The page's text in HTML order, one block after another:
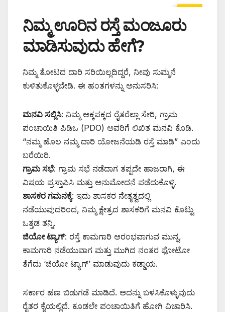
ನಿಮ್ಮ ಊರಿನ ರಸ್ತೆ ಮಂಜೂರು
ಮಾಡಿಸುವುದು ಹೇಗೆ?
ನಿಮ್ಮ ತೋಟದ ದಾರಿ ಸರಿಯಿಲ್ಲದಿದ್ದರೆ, ನೀವು ಸುಮ್ಮನೆ
ಕುಳಿತುಕೊಳ್ಳಬೇಡಿ. ಈ ಹಂತಗಳನ್ನು ಅನುಸರಿಸಿ:
ಮನವಿ ಸಲ್ಲಿಸಿ: ನಿಮ್ಮ ಅಕ್ಕಪಕ್ಕದ ರೈತರೆಲ್ಲಾ ಸೇರಿ, ಗ್ರಾಮ
ಪಂಚಾಯಿತಿ ಪಿಡಿಒ (PDO) ಅವರಿಗೆ ಲಿಖಿತ ಮನವಿ ಕೊಡಿ.
“ನಮ್ಮ ಹೊಲ ನಮ್ಮ ದಾರಿ ಯೋಜನೆಯಡಿ ರಸ್ತೆ ಮಾಡಿ” ಎಂದು
ಬರೆಯಿರಿ.
ಗ್ರಾಮ ಸಭೆ: ಗ್ರಾಮ ಸಭೆ ನಡೆದಾಗ ತಪ್ಪದೇ ಹಾಜರಾಗಿ, ಈ
ವಿಷಯ ಪ್ರಸ್ತಾಪಿಸಿ ಮತ್ತು ಅನುಮೋದನೆ ಪಡೆದುಕೊಳ್ಳಿ.
ಶಾಸಕರ ಗಮನಕ್ಕೆ: ಇದು ಶಾಸಕರ ನೇತೃತ್ವದಲ್ಲಿ
ನಡೆಯುವುದರಿಂದ, ನಿಮ್ಮ ಕ್ಷೇತ್ರದ ಶಾಸಕರಿಗೆ ಮನವಿ ಕೊಟ್ಟು
ಒತ್ತಡ ತನ್ನಿ.
ಜಿಯೋ ಟ್ಯಾಗ್: ರಸ್ತೆ ಕಾಮಗಾರಿ ಆರಂಭವಾಗುವ ಮುನ್ನ,
ಕಾಮಗಾರಿ ನಡೆಯುವಾಗ ಮತ್ತು ಮುಗಿದ ನಂತರ ಫೋಟೋ
ತೆಗೆದು ‘ಜಿಯೋ ಟ್ಯಾಗ್’ ಮಾಡುವುದು ಕಡ್ಡಾಯ.
ಸರ್ಕಾರ ಹಣ ಬಿಡುಗಡೆ ಮಾಡಿದೆ. ಅದನ್ನು ಬಳಸಿಕೊಳ್ಳುವುದು
ರೈತರ ಕೈಯಲ್ಲಿದೆ. ಕೂಡಲೇ ಪಂಚಾಯಿತಿಗೆ ಹೋಗಿ ವಿಚಾರಿಸಿ.